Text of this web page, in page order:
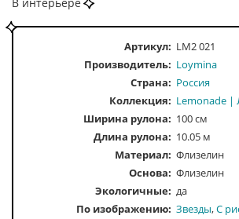
В интерьере
Артикул: LM2 021
Производитель: Loymina
Страна: Россия
Коллекция: Lemonade |
Ширина рулона: 100 см
Длина рулона: 10.05 м
Материал: Флизелин
Основа: Флизелин
Экологичные: да
По изображению Звезды С